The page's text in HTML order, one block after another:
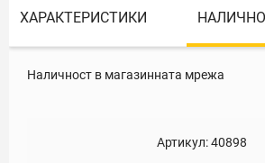
ХАРАКТЕРИСТИКИ
Наличност в магазинната мрежа
Артикул:40898